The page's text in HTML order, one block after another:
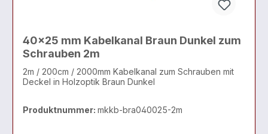
40x25 mm Kabelkanal Braun Dunkel zum
Schrauben 2m
2m / 200cm / 2000mm Kabelkanal zum Schrauben mit
Deckel in Holzoptik Braun Dunkel
Produktnummer: mkkb-bra040025-2m